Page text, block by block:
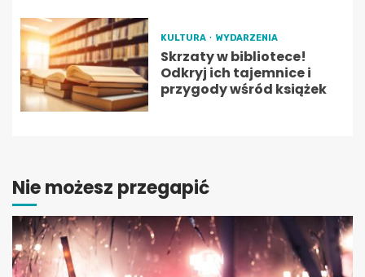
KULTURA WYDARZENIA
Skrzaty w bibliotece!
Odkryj ich tajemnice i
przygody wśród książek
Nie możesz przegapić